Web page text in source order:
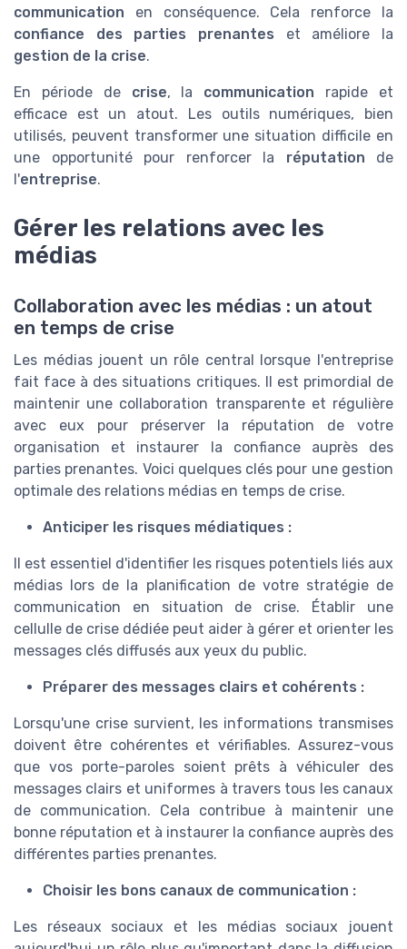
communication en conséquence. Cela renforce la
confiance des parties prenantes et améliore la
gestion de la crise.
En période de crise, la communication rapide et
efficace est un atout. Les outils numériques, bien
utilisés, peuvent transformer une situation difficile en
une opportunité pour renforcer la réputation de
l'entreprise.
Gérer les relations avec les
médias
Collaboration avec les médias : un atout
en temps de crise
Les médias jouent un rôle central lorsque l'entreprise
fait face à des situations critiques. Il est primordial de
maintenir une collaboration transparente et régulière
avec eux pour préserver la réputation de votre
organisation et instaurer la confiance auprès des
parties prenantes. Voici quelques clés pour une gestion
optimale des relations médias en temps de crise.
Anticiper les risques médiatiques :
Il est essentiel d'identifier les risques potentiels liés aux
médias lors de la planification de votre stratégie de
communication en situation de crise. Établir une
cellulle de crise dédiée peut aider à gérer et orienter les
messages clés diffusés aux yeux du public.
Préparer des messages clairs et cohérents :
Lorsqu'une crise survient, les informations transmises
doivent être cohérentes et vérifiables. Assurez-vous
que vos porte-paroles soient prêts à véhiculer des
messages clairs et uniformes à travers tous les canaux
de communication. Cela contribue à maintenir une
bonne réputation et à instaurer la confiance auprès des
différentes parties prenantes.
Choisir les bons canaux de communication :
Les réseaux sociaux et les médias sociaux jouent